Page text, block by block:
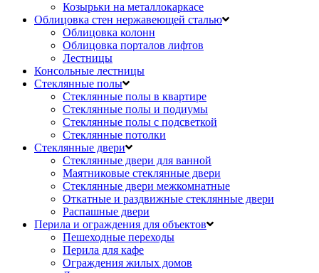
Козырьки на металлокаркасе
Облицовка стен нержавеющей сталью
Облицовка колонн
Облицовка порталов лифтов
Лестницы
Консольные лестницы
Стеклянные полы
Стеклянные полы в квартире
Стеклянные полы и подиумы
Стеклянные полы с подсветкой
Стеклянные потолки
Стеклянные двери
Стеклянные двери для ванной
Маятниковые стеклянные двери
Стеклянные двери межкомнатные
Откатные и раздвижные стеклянные двери
Распашные двери
Перила и ограждения для объектов
Пешеходные переходы
Перила для кафе
Ограждения жилых домов